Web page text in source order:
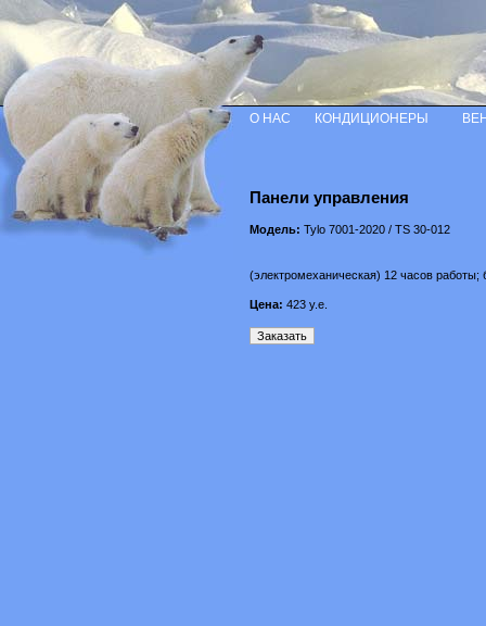
Панели управления
Модель: Tylo 7001-2020 / TS 30-012
(электромеханическая) 12 часов работы;
Цена: 423 у.е.
О НАС КОНДИЦИОНЕРЫ